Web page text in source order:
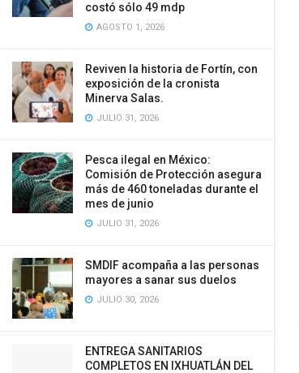
costó sólo 49 mdp
AGOSTO 1, 2026
Reviven la historia de Fortín, con
exposición de la cronista
Minerva Salas.
JULIO 31, 2026
Pesca ilegal en México:
Comisión de Protección asegura
más de 460 toneladas durante el
mes de junio
JULIO 31, 2026
SMDIF acompaña a las personas
mayores a sanar sus duelos
JULIO 30, 2026
ENTREGA SANITARIOS
COMPLETOS EN IXHUATLÁN DEL